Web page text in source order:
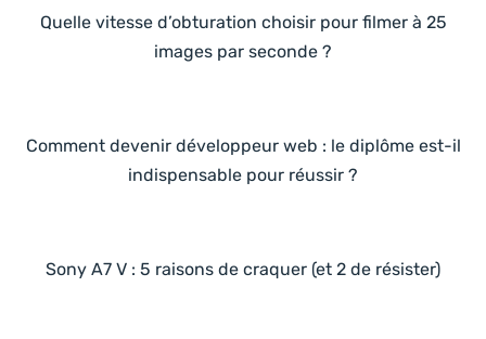
Quelle vitesse d’obturation choisir pour filmer à 25
images par seconde ?
Comment devenir développeur web : le diplôme est-il
indispensable pour réussir ?
Sony A7 V : 5 raisons de craquer (et 2 de résister)